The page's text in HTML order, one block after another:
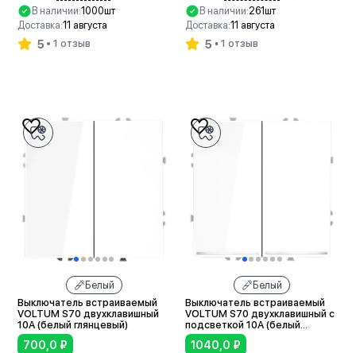
В наличии:1000шт
Доставка:11 августа
5 1 отзыв
В наличии:261шт
Доставка:11 августа
5 1 отзыв
Белый
Выключатель встраиваемый
VOLTUM S70 двухклавишный
10А (белый глянцевый)
700,0 ₽
Белый
Выключатель встраиваемый
VOLTUM S70 двухклавишный с
подсветкой 10А (белый
глянцевый)
1040,0 ₽